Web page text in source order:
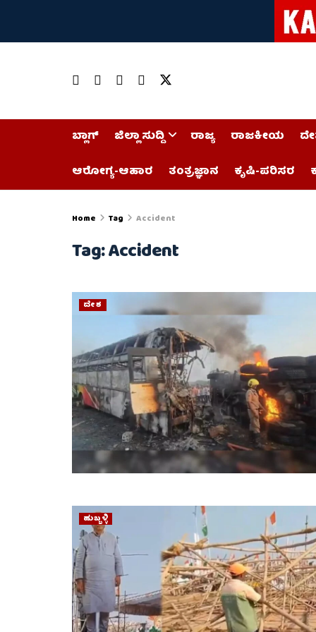
ಬ್ಲಾಗ್ ಜಿಲ್ಲಾ ಸುದ್ದಿ ರಾಜ್ಯ ರಾಜಕೀಯ
ಆರೋಗ್ಯ-ಆಹಾರ
ತಂತ್ರಜ್ಞಾನ ಕೃಷಿ-ಪರಿಸರ
Home Tag Accident
Tag:Accident
ದೇಶ
ಹುಬ್ಬಳ್ಳಿ